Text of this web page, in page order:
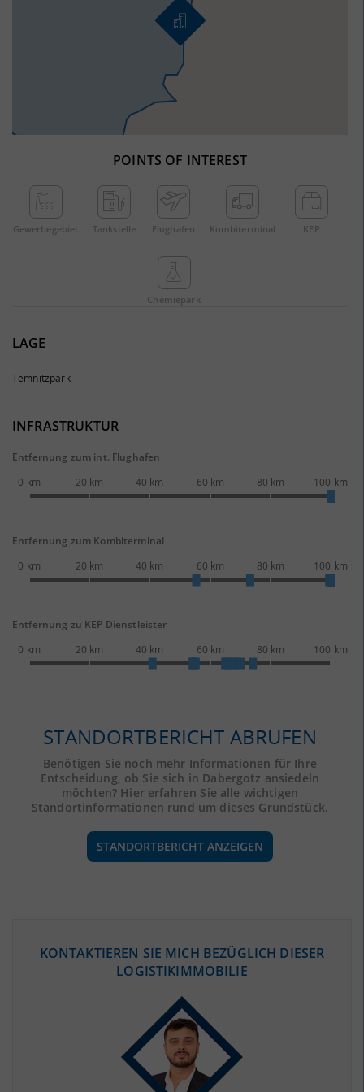
POINTS OF INTEREST
Gewerbe­gebiet Tankstelle Flughafen Kombi­terminal KEP
Chemie­park
LAGE
Temnitzpark
INFRASTRUKTUR
Entfernung zum int. Flughafen
0 km
20 km 40 km 60 km 80 km 100 km
Entfernung zum Kombiterminal
0 km
20 km 40 km 60 km 80 km 100 km
Entfernung zu KEP Dienstleister
0 km
20 km 40 km 60 km 80 km 100 km
STANDORTBERICHT ABRUFEN
Benötigen Sie noch mehr Informationen für Ihre
Entscheidung, ob Sie sich in Dabergotz ansiedeln
möchten? Hier erfahren Sie alle wichtigen
Standortinformationen rund um dieses Grundstück.
STANDORTBERICHT ANZEIGEN
(STAND: 12/2019)
(Landkreis / Kreisfreie Stadt)
KONTAKTIEREN SIE MICH BEZÜGLICH DIESER
LOGISTIKIMMOBILIE